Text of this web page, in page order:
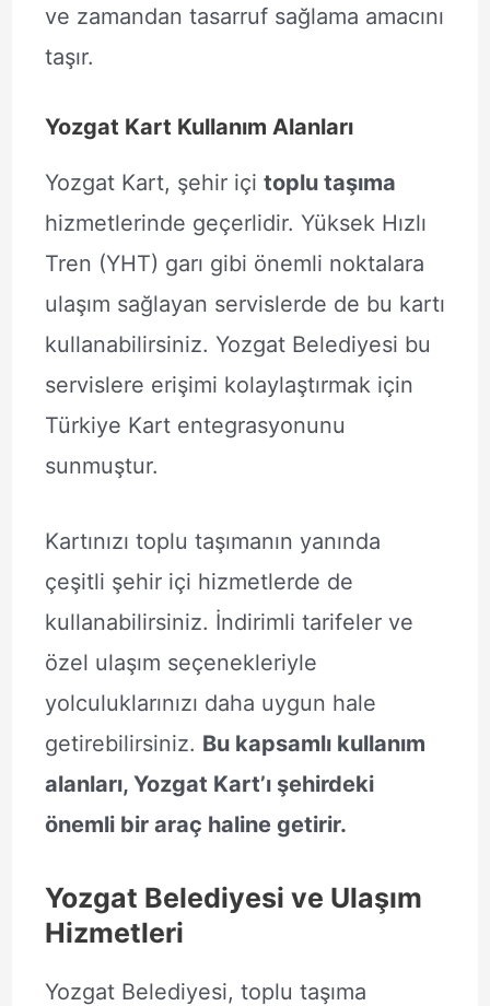
ve zamandan tasarruf sağlama amacını
taşır.
Yozgat Kart Kullanım Alanları
Yozgat Kart, şehir içi toplu taşıma
hizmetlerinde geçerlidir. Yüksek Hızlı
Tren (YHT) garı gibi önemli noktalara
ulaşım sağlayan servislerde de bu kartı
kullanabilirsiniz. Yozgat Belediyesi bu
servislere erişimi kolaylaştırmak için
Türkiye Kart entegrasyonunu
sunmuştur.
Kartınızı toplu taşımanın yanında
çeşitli şehir içi hizmetlerde de
kullanabilirsiniz. İndirimli tarifeler ve
özel ulaşım seçenekleriyle
yolculuklarınızı daha uygun hale
getirebilirsiniz. Bu kapsamlı kullanım
alanları, Yozgat Kart’ı şehirdeki
önemli bir araç haline getirir.
Yozgat Belediyesi ve Ulaşım
Hizmetleri
Yozgat Belediyesi, toplu taşıma